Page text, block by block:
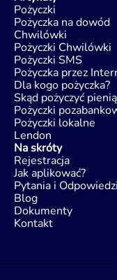
Pożyczki
Pożyczka na dowód
Chwilówki
Pożyczki Chwilówki
Pożyczki SMS
Pożyczka przez
Dla kogo pożyczka?
Skąd pożyczyć
Pożyczki
Pożyczki lokalne
Lendon
Na skróty
Rejestracja
Jak aplikować?
Pytania i Odpowiedzi
Blog
Dokumenty
Kontakt